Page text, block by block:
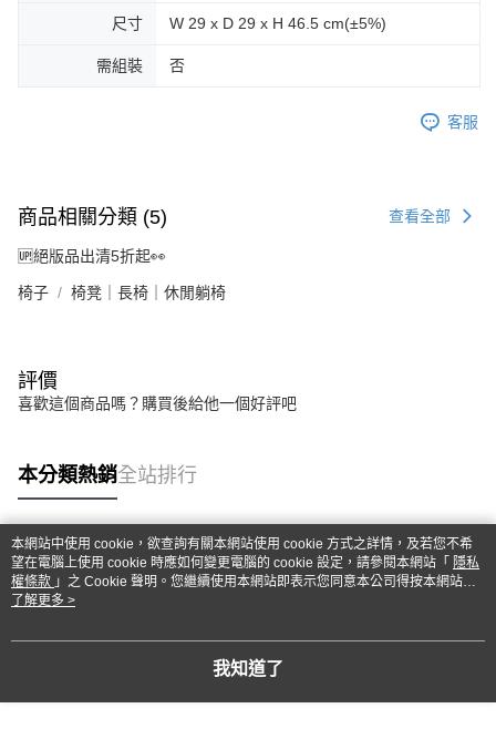
尺寸 W 29 x D 29 x H 46.5 cm(±5%)
需組裝 否
客服
商品相關分類 (5) 查看全部
🆙絕版品出清5折起👀
椅子 椅凳｜長椅｜休閒躺椅
評價
喜歡這個商品嗎？購買後給他一個好評吧
本分類熱銷全站排行
熱門標籤
本網站中使用 cookie，欲查詢有關本網站使用 cookie 方式之詳情，及若您不希
望在電腦上使用 cookie 時應如何變更電腦的 cookie 設定，請參閱本網站「 隱私
權條款 」之 Cookie 聲明。您繼續使用本網站即表示您同意本公司得按本網站使
用條款之 Cookie 聲明使用 cookie。
了解更多 >
我知道了